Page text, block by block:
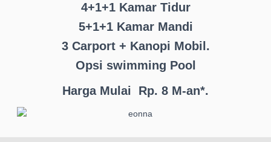
4+1+1 Kamar Tidur
5+1+1 Kamar Mandi
3 Carport + Kanopi Mobil.
Opsi swimming Pool
Harga Mulai Rp. 8 M-an*.